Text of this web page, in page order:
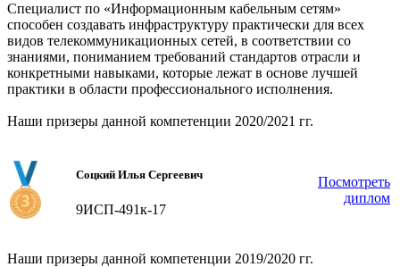
Специалист по «Информационным кабельным сетям»
способен создавать инфраструктуру практически для всех
видов телекоммуникационных сетей, в соответствии со
знаниями, пониманием требований стандартов отрасли и
конкретными навыками, которые лежат в основе лучшей
практики в области профессионального исполнения.
Наши призеры данной компетенции 2020/2021 гг.
Соцкий Илья Сергеевич
9ИСП-491к-17
Посмотреть
диплом
Наши призеры данной компетенции 2019/2020 гг.